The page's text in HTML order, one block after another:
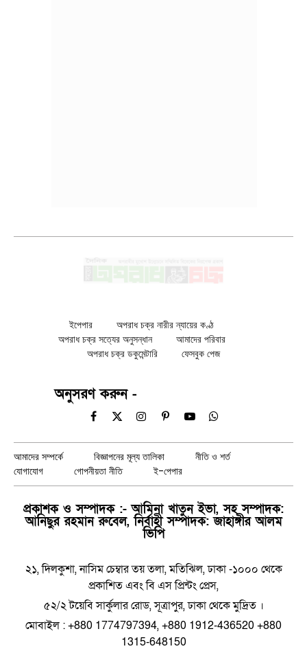
ইপেপার
অপরাধ চক্র নারীর ন্যায়ের কণ্ঠ
অপরাধ চক্র সত্যের অনুসন্ধান
আমাদের পরিবার
অপরাধ চক্র ডকুমেন্টারি
ফেসবুক পেজ
অনুসরণ করুন -
Facebook
X
InstagramPinterestYouTubeWhatsApp
আমাদের সম্পর্কে বিজ্ঞাপনের মূল্য তালিকা
নীতি ও শর্ত
যোগাযোগ
গোপনীয়তা নীতি ই-পেপার
প্রকাশক ও সম্পাদক :- আমিনা খাতুন ইভা, সহ সম্পাদক:
আনিছুর রহমান রুবেল, নির্বাহী সম্পাদক: জাহাঙ্গীর আলম
ভিপি
২১, দিলকুশা, নাসিম চেম্বার তয় তলা, মতিঝিল, ঢাকা -১০০০ থেকে
প্রকাশিত এবং বি এস প্রিন্টং প্রেস,
৫২/২ টয়েবি সার্কুলার রোড, সূত্রাপুর, ঢাকা থেকে মুদ্রিত ।
মোবাইল : +880 1774797394, +880 1912-436520 +880
1315-648150